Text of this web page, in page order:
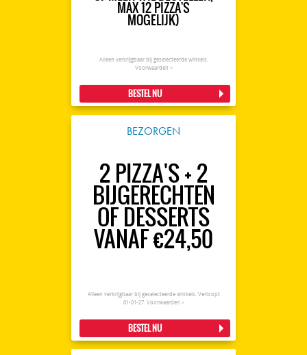
MAX 12 PIZZA'S
MOGELIJK)
Alleen verkrijgbaar bij geselecteerde winkels.
Voorwaarden >
BESTEL NU
BEZORGEN
2 PIZZA'S + 2
BIJGERECHTEN
OF DESSERTS
VANAF €24,50
Alleen verkrijgbaar bij geselecteerde winkels. Verloopt
01-01-27. Voorwaarden >
BESTEL NU